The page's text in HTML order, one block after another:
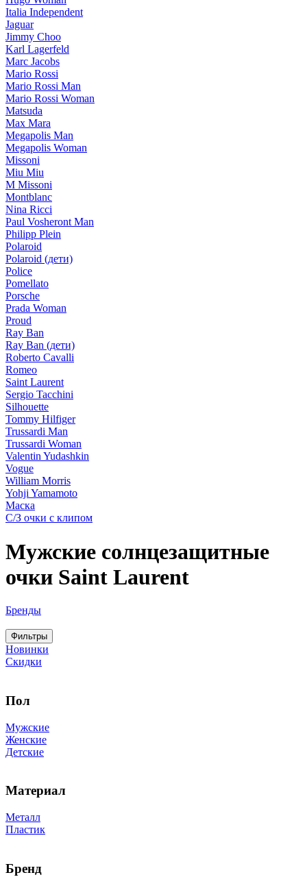
Italia Independent
Jaguar
Jimmy Choo
Karl Lagerfeld
Marc Jacobs
Mario Rossi
Mario Rossi Man
Mario Rossi Woman
Matsuda
Max Mara
Megapolis Man
Megapolis Woman
Missoni
Miu Miu
M Missoni
Montblanc
Nina Ricci
Paul Vosheront Man
Philipp Plein
Polaroid
Polaroid (дети)
Police
Pomellato
Porsche
Prada Woman
Proud
Ray Ban
Ray Ban (дети)
Roberto Cavalli
Romeo
Saint Laurent
Sergio Tacchini
Silhouette
Tommy Hilfiger
Trussardi Man
Trussardi Woman
Valentin Yudashkin
Vogue
William Morris
Yohji Yamamoto
Маска
С/З очки с клипом
Мужские солнцезащитные
очки Saint Laurent
Бренды
Фильтры
Новинки
Скидки
Пол
Мужские
Женские
Детские
Материал
Металл
Пластик
Бренд